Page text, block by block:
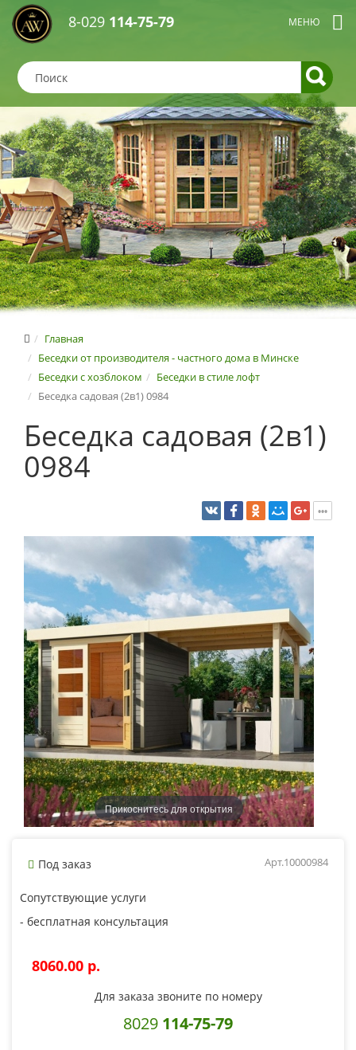
8-029 114-75-79
Главная
Беседки от производителя - частного дома в Минске
Беседки с хозблоком
Беседки в стиле лофт
Беседка садовая (2в1) 0984
Беседка садовая (2в1)
0984
Прикоснитесь для открытия
Под заказ Арт.10000984
Сопутствующие услуги
- бесплатная консультация
8060.00 p.
Для заказа звоните по номеру
8029 114-75-79